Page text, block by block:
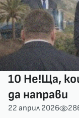
10 Не!Ща,
да направи
22 април 2026